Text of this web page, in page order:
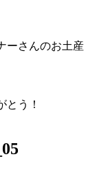
ーさんのお土産
とう！